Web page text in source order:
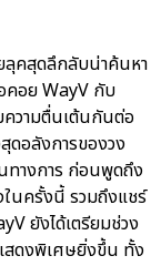
ลุคสุดลึกลับน่าค้นหา
คอย WayV กับ
ความตื่นเต้นกันต่อ
ดอลังการของวง
ทางการ ก่อนพูดถึง
นครั้งนี้ รวมถึงแชร์
ยังได้เตรียมช่วง
สดงพิเศษยิ่งขึ้น ทั้ง